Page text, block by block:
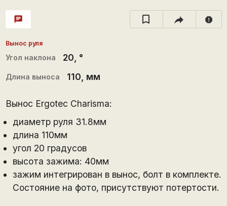
chat report
Вынос руля
Угол наклона 20 , °
Длина выноса 110 , мм
Вынос Ergotec Charisma:
диаметр руля 31.8мм
длина 110мм
угол 20 градусов
высота зажима: 40мм
зажим интегрирован в вынос, болт в комплекте.
Состояние на фото, присутствуют потертости.